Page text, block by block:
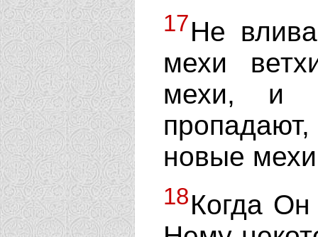
17Не
мехи
мехи, и
новые
18Когда